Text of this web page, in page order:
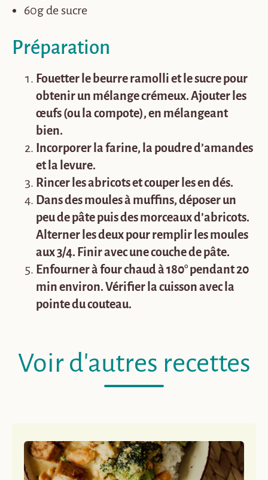
60g de sucre
Préparation
Fouetter le beurre ramolli et le sucre pour
obtenir un mélange crémeux. Ajouter les
œufs (ou la compote), en mélangeant
bien.
Incorporer la farine, la poudre d’amandes
et la levure.
Rincer les abricots et couper les en dés.
Dans des moules à muffins, déposer un
peu de pâte puis des morceaux d’abricots.
Alterner les deux pour remplir les moules
aux 3/4. Finir avec une couche de pâte.
Enfourner à four chaud à 180° pendant 20
min environ. Vérifier la cuisson avec la
pointe du couteau.
Voir d'autres recettes